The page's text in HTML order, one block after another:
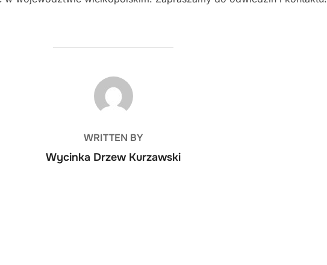
POST AUTHOR
WRITTEN BY
Wycinka Drzew Kurzawski